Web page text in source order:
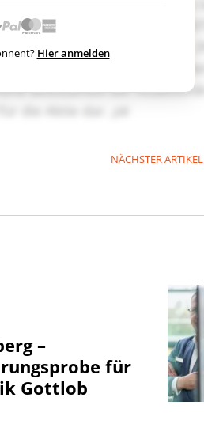
Hier anmelden
NÄCHSTER ARTIKEL
–
für
Gottlob